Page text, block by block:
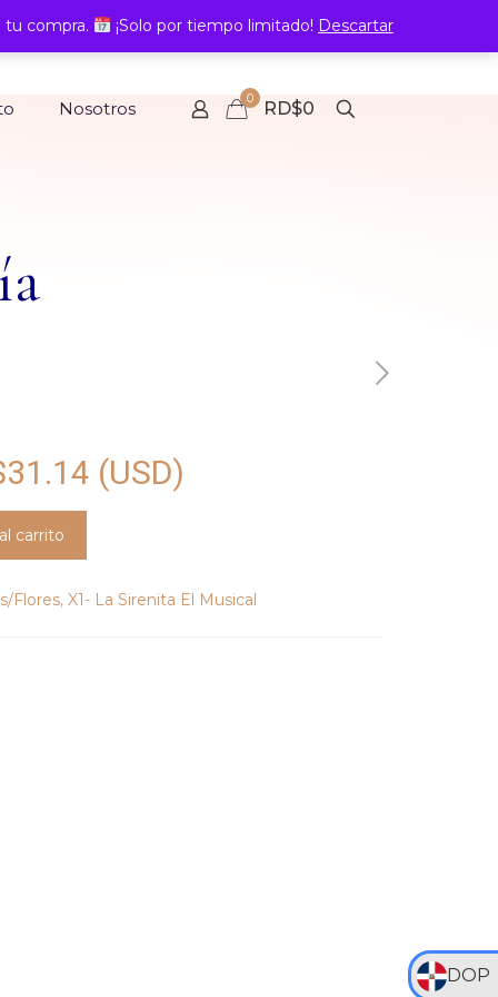
DOP
Nosotros 0 RD$0
31.14 (USD)
carrito
Flores, X1- La Sirenita El Musical
compra. ¡Solo por tiempo limitado! Descartar